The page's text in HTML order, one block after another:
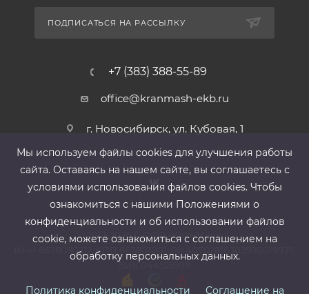
ПОДПИСАТЬСЯ НА РАССЫЛКУ
+7 (383) 388-55-89
office@kranmash-ekb.ru
г. Новосибирск, ул. Кубовая, 1
2013-2026 ©ООО «КранМаш»
ИНН 6678080212, КПП 667801001 ,Р/с 40702810302500019939,
БИК 044525999
Мы используем файлы cооkies для улучшения работы
сайта. Оставаясь на нашем сайте, вы соглашаетесь с
условиями использования файлов cооkies. Чтобы
ознакомиться с нашими Положениями о
конфиденциальности и об использовании файлов
cookie, можете ознакомиться с соглашением на
обработку персональных данных.
Политика конфиденциальности Соглашение на